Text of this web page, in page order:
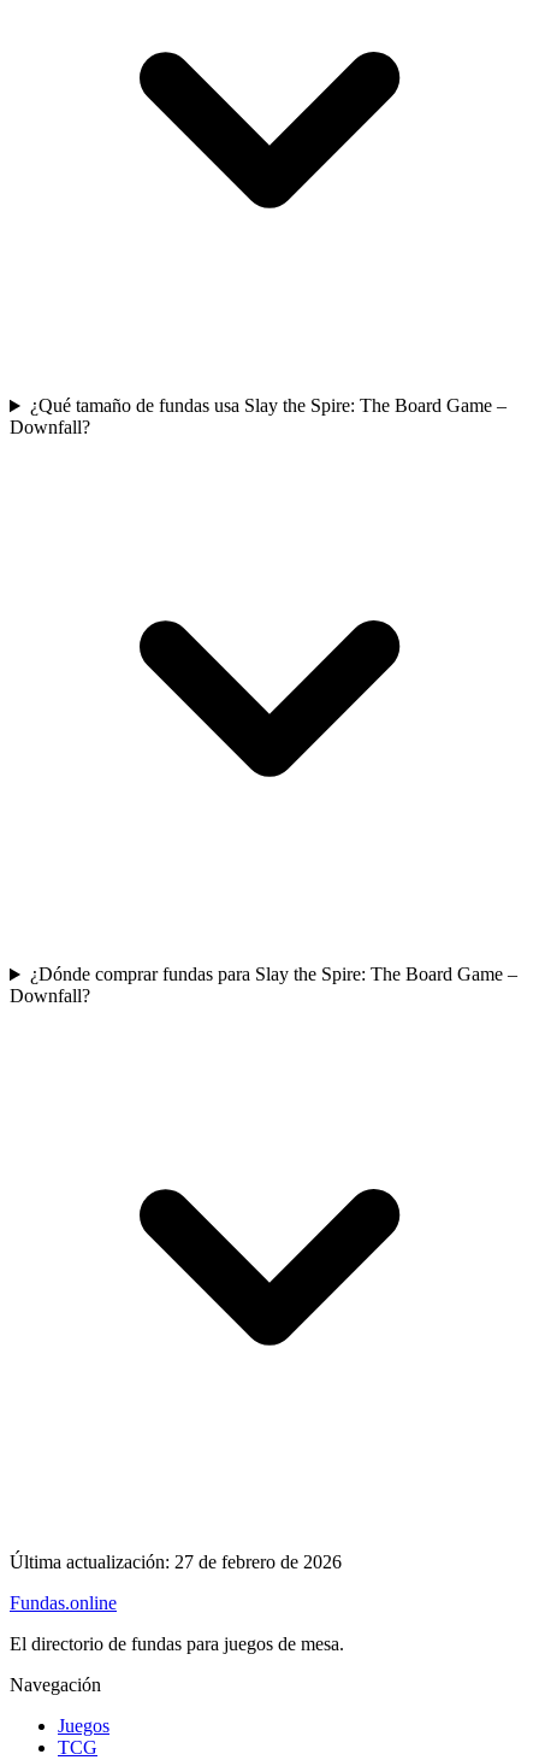
¿Qué tamaño de fundas usa Slay the Spire: The Board Game –
Downfall?
¿Dónde comprar fundas para Slay the Spire: The Board Game –
Downfall?
Última actualización: 27 de febrero de 2026
Fundas.online
El directorio de fundas para juegos de mesa.
Navegación
Juegos
TCG